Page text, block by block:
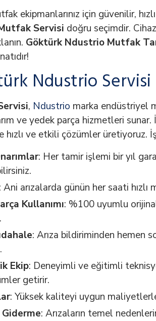
ekipmanlarınız için güvenilir,
Servisi doğru seçimdir.
Göktürk Ndustrio Mutfak
Ndustrio
, Ndustrio marka endüstriyel
ve yedek parça hizmetleri
hızlı ve etkili çözümler üretiyoruz.
: Her tamir işlemi bir yıl
: Ani arızalarda günün her saati hızlı
Kullanımı: %100 uyumlu
: Arıza bildiriminden hemen
Ekip: Deneyimli ve eğitimli
getirir.
: Yüksek kaliteyi uygun
Giderme: Arızaların temel